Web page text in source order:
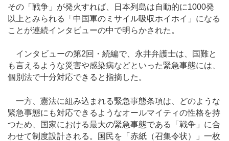
その「戦争」が発火すれば、日本列島は自動的に1000発
以上とみられる「中国軍のミサイル吸収ホイホイ」になる
ことが連続インタビューの中で明らかされた。
インタビューの第2回・続編で、永井弁護士は、国難と
も言えるような災害や感染病などといった緊急事態には、
個別法で十分対応できると指摘した。
一方、憲法に組み込まれる緊急事態条項は、どのような
緊急事態にも対応できるようなオールマイティの性格を持
つため、国家における最大の緊急事態である「戦争」に合
わせて制度設計される。国民を「赤紙（召集令状）」一枚